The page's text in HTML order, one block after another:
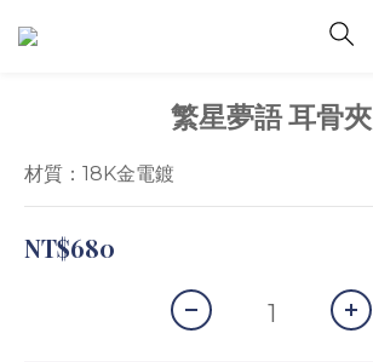
繁星夢語 耳骨夾
材質：18K金電鍍
NT$680